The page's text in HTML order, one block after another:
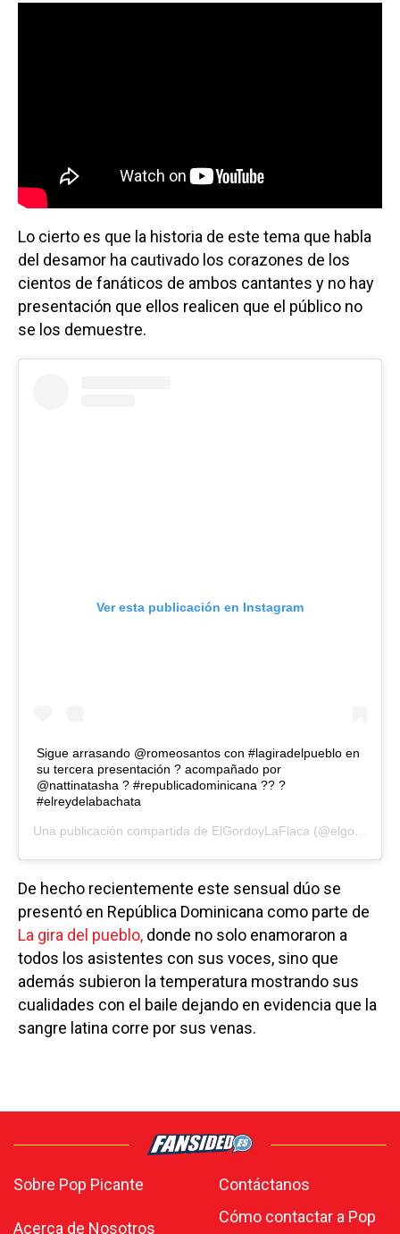
Lo cierto es que la historia de este tema que habla
del desamor ha cautivado los corazones de los
cientos de fanáticos de ambos cantantes y no hay
presentación que ellos realicen que el público no
se los demuestre.
Ver esta publicación en Instagram
Sigue arrasando @romeosantos con #lagiradelpueblo en
su tercera presentación ? acompañado por
@nattinatasha ? #republicadominicana ?? ?
#elreydelabachata
Una publicación compartida de ElGordoyLaFlaca (@elgordoylaflaca) el
De hecho recientemente este sensual dúo se
presentó en República Dominicana como parte de
La gira del pueblo, donde no solo enamoraron a
todos los asistentes con sus voces, sino que
además subieron la temperatura mostrando sus
cualidades con el baile dejando en evidencia que la
sangre latina corre por sus venas.
Sobre Pop Picante Contáctanos
Acerca de Nosotros
Cómo contactar a Pop